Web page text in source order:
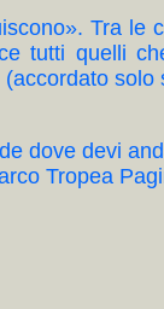
Tra le
tutti quelli
dove devi
Tropea